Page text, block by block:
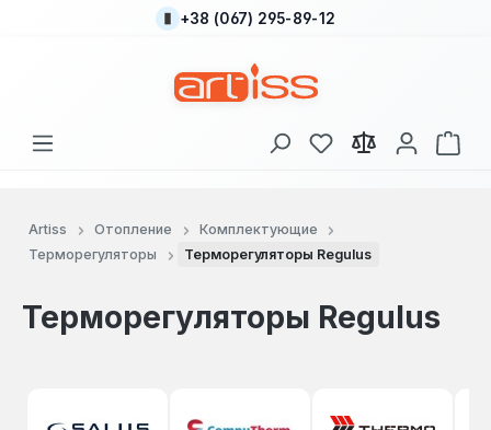
Перейти к основному содержанию
+38 (067) 295-89-12
У вас есть товары
В
Artiss Отопление
Комплектующие
Терморегуляторы
Терморегуляторы Regulus
Терморегуляторы Regulus